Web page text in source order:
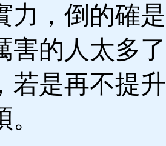
力，倒的確
害的人太多
若是再不提